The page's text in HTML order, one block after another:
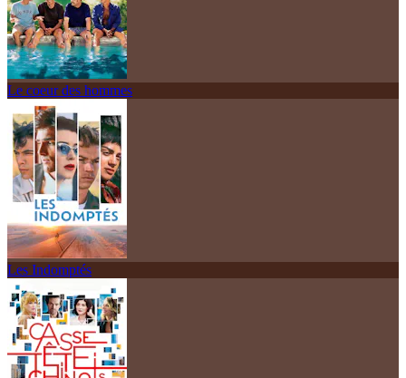
Le coeur des hommes
Les Indomptés